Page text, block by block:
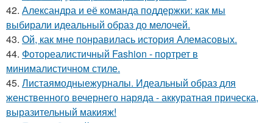
42. Александра и её команда поддержки: как мы
выбирали идеальный образ до мелочей.
43. Ой, как мне понравилась история Алемасовых.
44. Фотореалистичный Fashion - портрет в
минималистичном стиле.
45. Листаямодныежурналы. Идеальный образ для
женственного вечернего наряда - аккуратная прическа,
выразительный макияж!